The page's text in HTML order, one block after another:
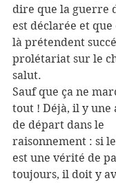
dire que la guerre
est déclarée et que
là prétendent
prolétariat sur le
salut.
Sauf que ça ne
tout ! Déjà, il y une
de départ dans le
raisonnement : si
est une vérité de
toujours, il doit y